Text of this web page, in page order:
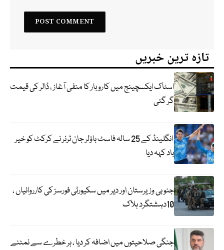
تازہ ترین خبریں
اسٹاک ایکسچینج میں کاروبار کا منفی آغاز ، ڈالر کی قیمت
گر گئی
انگلینڈ کے 25 سالہ فاسٹ باؤلر جان ٹرنر نے کرکٹ کو خیر
باد کہہ دیا
جنوبی وزیرستان اور دیر میں سکیورٹی فورسز کی کارروائیاں ،
10دہشتگرد ہلاک
جنگی صلاحیتوں میں اضافہ کر دیا ، ہر خطرے سے نمٹنے